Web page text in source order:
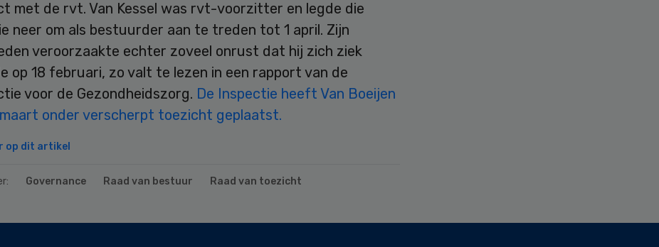
met de rvt. Van Kessel was rvt-voorzitter en legde die
neer om als bestuurder aan te treden tot 1 april. Zijn
veroorzaakte echter zoveel onrust dat hij zich ziek
op 18 februari, zo valt te lezen in een rapport van de
voor de Gezondheidszorg. De Inspectie heeft Van Boeijen
onder verscherpt toezicht geplaatst.
op dit artikel
Governance Raad van bestuur Raad van toezicht